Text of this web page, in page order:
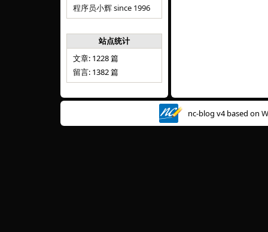
程序员小辉 since 1996
站点统计
文章: 1228 篇
留言: 1382 篇
nc-blog v4 based on